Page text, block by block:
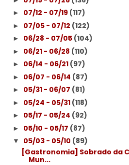
► 07/12 - 07/19 (117)
► 07/05 - 07/12 (122)
► 06/28 - 07/05 (104)
► 06/21 - 06/28 (110)
► 06/14 - 06/21 (97)
► 06/07 - 06/14 (87)
► 05/31 - 06/07 (81)
► 05/24 - 05/31 (118)
► 05/17 - 05/24 (92)
► 05/10 - 05/17 (87)
▼ 05/03 - 05/10 (89)
[Gastronomia] Sobrado da
Mun...